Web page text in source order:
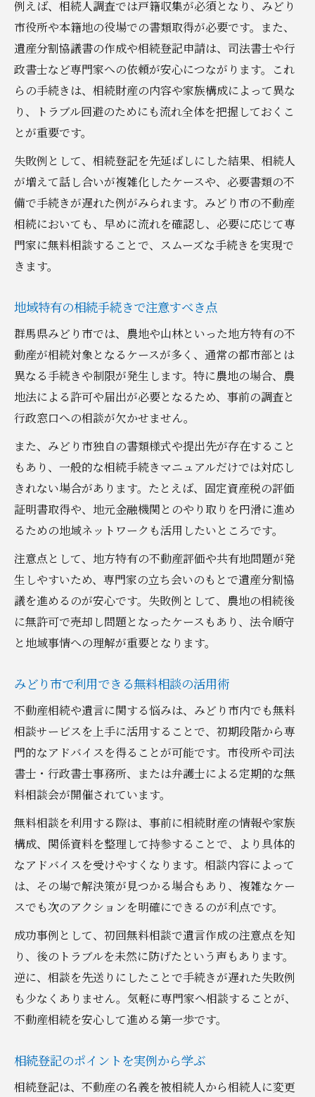
例えば、相続人調査では戸籍収集が必須となり、みどり
市役所や本籍地の役場での書類取得が必要です。また、
遺産分割協議書の作成や相続登記申請は、司法書士や行
政書士など専門家への依頼が安心につながります。これ
らの手続きは、相続財産の内容や家族構成によって異な
り、トラブル回避のためにも流れ全体を把握しておくこ
とが重要です。
失敗例として、相続登記を先延ばしにした結果、相続人
が増えて話し合いが複雑化したケースや、必要書類の不
備で手続きが遅れた例がみられます。みどり市の不動産
相続においても、早めに流れを確認し、必要に応じて専
門家に無料相談することで、スムーズな手続きを実現で
きます。
地域特有の相続手続きで注意すべき点
群馬県みどり市では、農地や山林といった地方特有の不
動産が相続対象となるケースが多く、通常の都市部とは
異なる手続きや制限が発生します。特に農地の場合、農
地法による許可や届出が必要となるため、事前の調査と
行政窓口への相談が欠かせません。
また、みどり市独自の書類様式や提出先が存在すること
もあり、一般的な相続手続きマニュアルだけでは対応し
きれない場合があります。たとえば、固定資産税の評価
証明書取得や、地元金融機関とのやり取りを円滑に進め
るための地域ネットワークも活用したいところです。
注意点として、地方特有の不動産評価や共有地問題が発
生しやすいため、専門家の立ち会いのもとで遺産分割協
議を進めるのが安心です。失敗例として、農地の相続後
に無許可で売却し問題となったケースもあり、法令順守
と地域事情への理解が重要となります。
みどり市で利用できる無料相談の活用術
不動産相続や遺言に関する悩みは、みどり市内でも無料
相談サービスを上手に活用することで、初期段階から専
門的なアドバイスを得ることが可能です。市役所や司法
書士・行政書士事務所、または弁護士による定期的な無
料相談会が開催されています。
無料相談を利用する際は、事前に相続財産の情報や家族
構成、関係資料を整理して持参することで、より具体的
なアドバイスを受けやすくなります。相談内容によって
は、その場で解決策が見つかる場合もあり、複雑なケー
スでも次のアクションを明確にできるのが利点です。
成功事例として、初回無料相談で遺言作成の注意点を知
り、後のトラブルを未然に防げたという声もあります。
逆に、相談を先送りにしたことで手続きが遅れた失敗例
も少なくありません。気軽に専門家へ相談することが、
不動産相続を安心して進める第一歩です。
相続登記のポイントを実例から学ぶ
相続登記は、不動産の名義を被相続人から相続人に変更